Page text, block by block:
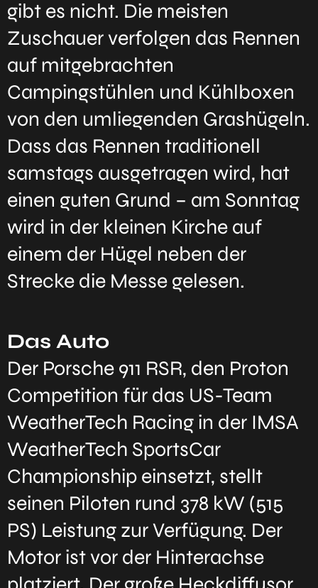
gibt es nicht. Die meisten
Zuschauer verfolgen das Rennen
auf mitgebrachten
Campingstühlen und Kühlboxen
von den umliegenden Grashügeln.
Dass das Rennen traditionell
samstags ausgetragen wird, hat
einen guten Grund – am Sonntag
wird in der kleinen Kirche auf
einem der Hügel neben der
Strecke die Messe gelesen.
Das Auto
Der Porsche 911 RSR, den Proton
Competition für das US-Team
WeatherTech Racing in der IMSA
WeatherTech SportsCar
Championship einsetzt, stellt
seinen Piloten rund 378 kW (515
PS) Leistung zur Verfügung. Der
Motor ist vor der Hinterachse